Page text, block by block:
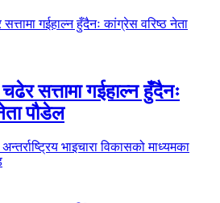
सत्तामा गईहाल्न हुँदैनः
पौडेल